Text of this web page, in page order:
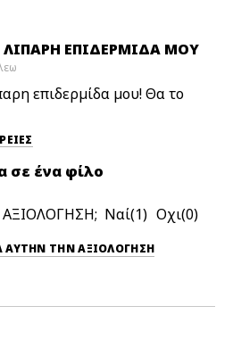
ΛΙΠΑΡΗ ΕΠΙΔΕΡΜΊΔΑ ΜΟΥ
επιδερμίδα μου! Θα το
σε ένα φίλο
ΑΞΙΟΛΟΓΗΣΗ; 1 0
ΕΠΙΣΗΜΆΝΕΤΕ ΑΡΝΗΤΙΚΆ ΑΥΤΉΝ ΤΗΝ ΑΞΙΟΛΟΓΗΣΗ